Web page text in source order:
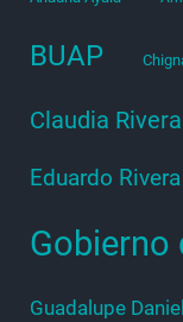
BUAP
Claudia
Eduardo
Gobierno
Guadalupe